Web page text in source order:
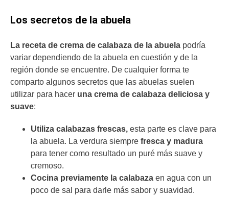
Los secretos de la abuela
La receta de crema de calabaza de la abuela podría
variar dependiendo de la abuela en cuestión y de la
región donde se encuentre. De cualquier forma te
comparto algunos secretos que las abuelas suelen
utilizar para hacer una crema de calabaza deliciosa y
suave:
Utiliza calabazas frescas, esta parte es clave para
la abuela. La verdura siempre fresca y madura
para tener como resultado un puré más suave y
cremoso.
Cocina previamente la calabaza en agua con un
poco de sal para darle más sabor y suavidad.